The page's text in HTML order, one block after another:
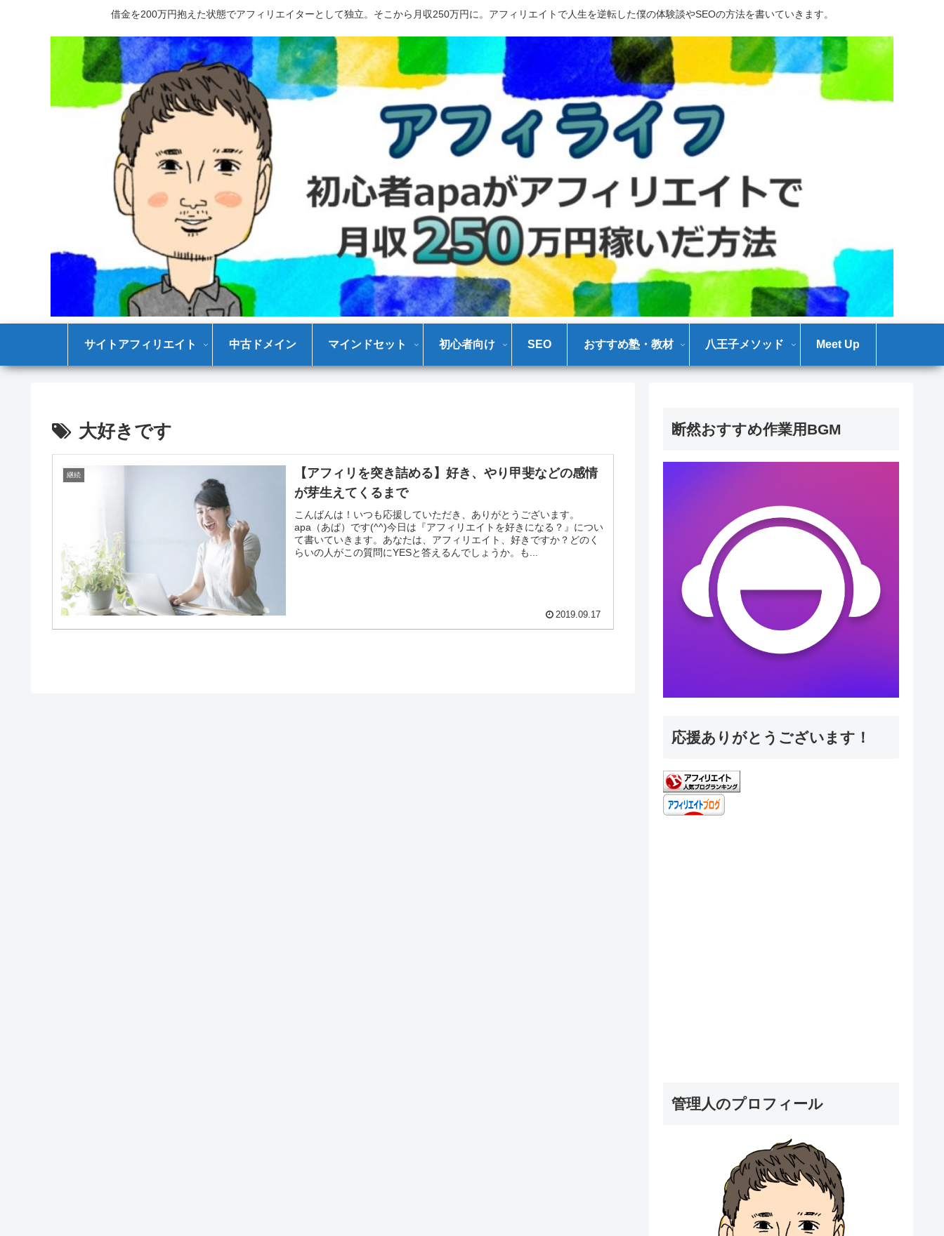
借金を200万円抱えた状態でアフィリエイターとして独立。そこから月収250万円に。アフィリエイトで人生を逆転した僕の体験談やSEOの方法を書いていきます。
サイトアフィリエイト 中古ドメイン マインドセット 初心者向け SEO おすすめ塾・教材 八王子メソッド Meet Up
大好きです
継続
【アフィリを突き詰める】好き、やり甲斐などの感情
が芽生えてくるまで
こんばんは！いつも応援していただき、ありがとうございます。
apa（あぱ）です(^^)今日は『アフィリエイトを好きになる？』につい
て書いていきます。あなたは、アフィリエイト、好きですか？どのく
らいの人がこの質問にYESと答えるんでしょうか。も...
2019.09.17
断然おすすめ作業用BGM
応援ありがとうございます！
管理人のプロフィール